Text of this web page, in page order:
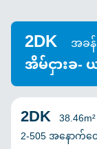
2DK အခ
အိမ်ငှားခ-
2DK 38.46m²
2-505 အနောက်